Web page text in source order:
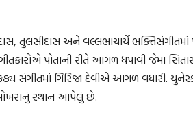
તુલસીદાસ અને વલ્લભાચાર્યે
પોતાની રીતે આગળ ધપાવી જેમાં
સંગીતમાં ગિરિજા દેવીએ આગળ વધારી.
સ્થાન આપેલું છે.